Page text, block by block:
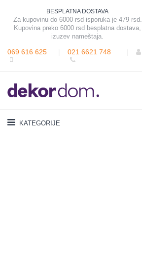
BESPLATNA DOSTAVA
Za kupovinu do 6000 rsd isporuka je 479 rsd.
Kupovina preko 6000 rsd besplatna dostava,
izuzev nameštaja.
069 616 625 021 6621 748
KATEGORIJE